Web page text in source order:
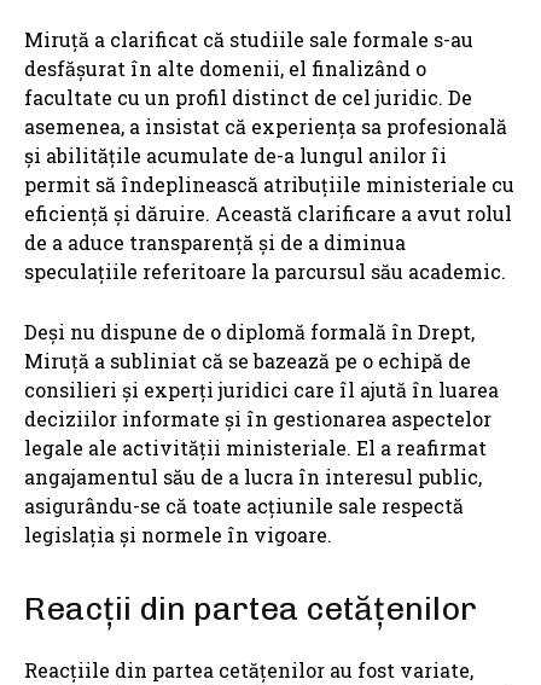
Miruță a clarificat că studiile sale formale s-au
desfășurat în alte domenii, el finalizând o
facultate cu un profil distinct de cel juridic. De
asemenea, a insistat că experiența sa profesională
și abilitățile acumulate de-a lungul anilor îi
permit să îndeplinească atribuțiile ministeriale cu
eficiență și dăruire. Această clarificare a avut rolul
de a aduce transparență și de a diminua
speculațiile referitoare la parcursul său academic.
Deși nu dispune de o diplomă formală în Drept,
Miruță a subliniat că se bazează pe o echipă de
consilieri și experți juridici care îl ajută în luarea
deciziilor informate și în gestionarea aspectelor
legale ale activității ministeriale. El a reafirmat
angajamentul său de a lucra în interesul public,
asigurându-se că toate acțiunile sale respectă
legislația și normele în vigoare.
Reacții din partea cetățenilor
Reacțiile din partea cetățenilor au fost variate,